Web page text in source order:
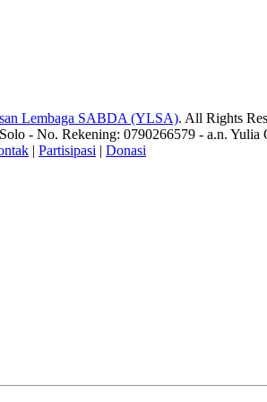
Lembaga SABDA (YLSA). All Rights
- No. Rekening: 0790266579 - a.n. Yulia
| Partisipasi | Donasi